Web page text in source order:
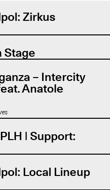
Zirkus
Stage
– Intercity
Anatole
| Support:
Local Lineup